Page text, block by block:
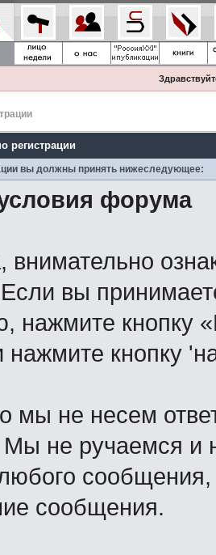
регистрации
вы должны принять нижеследующее:
форума
внимательно
вы
нажмите кнопку
нажмите кнопку
мы не несем
не ручаемся и
сообщения.